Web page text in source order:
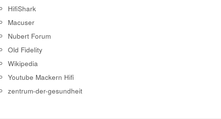
HifiShark
Macuser
Nubert Forum
Old Fidelity
Wikipedia
Youtube Mackern Hifi
zentrum-der-gesundheit